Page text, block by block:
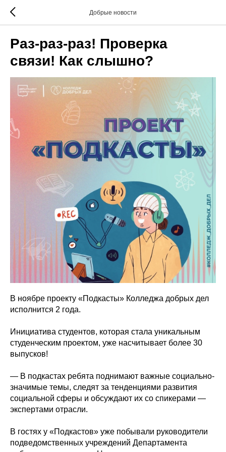
Добрые новости
Раз-раз-раз! Проверка
связи! Как слышно?
В ноябре проекту «Подкасты» Колледжа добрых дел
исполнится 2 года.
Инициатива студентов, которая стала уникальным
студенческим проектом, уже насчитывает более 30
выпусков!
— В подкастах ребята поднимают важные социально-
значимые темы, следят за тенденциями развития
социальной сферы и обсуждают их со спикерами —
экспертами отрасли.
В гостях у «Подкастов» уже побывали руководители
подведомственных учреждений Департамента